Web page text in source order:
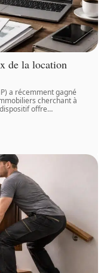
de la location
a récemment gagné
cherchant à
offre…